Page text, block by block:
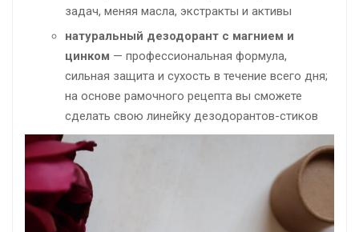
задач, меняя масла, экстракты и активы
натуральный дезодорант с магнием и
цинком — профессиональная формула,
сильная защита и сухость в течение всего дня;
на основе рамочного рецепта вы сможете
сделать свою линейку дезодорантов-стиков